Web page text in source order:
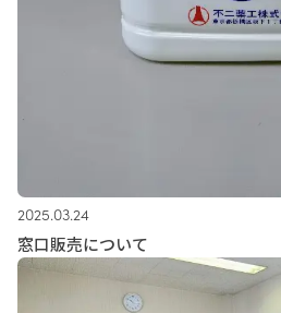
2025.03.24
窓口販売について